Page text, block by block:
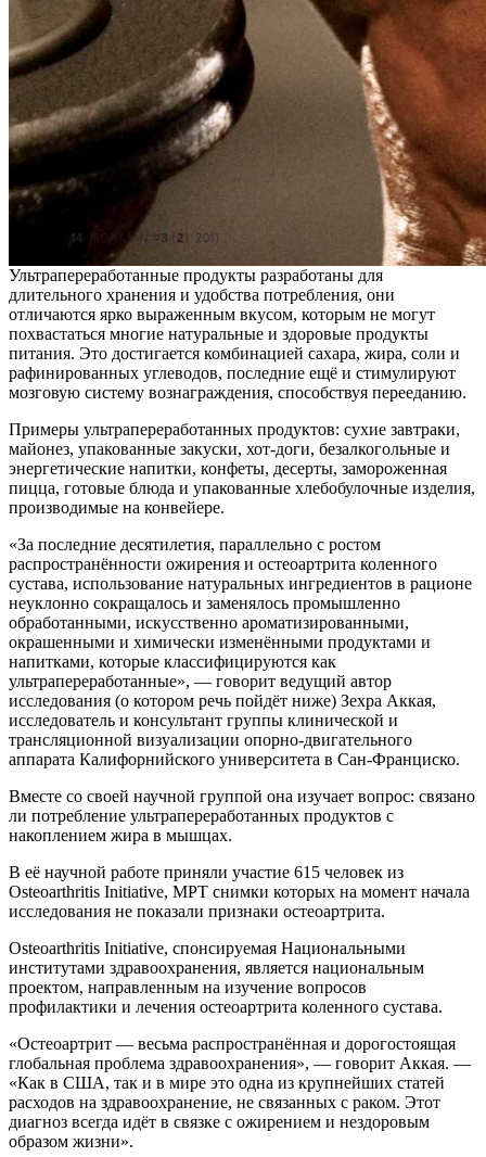
Ультрапереработанные продукты разработаны для
длительного хранения и удобства потребления, они
отличаются ярко выраженным вкусом, которым не могут
похвастаться многие натуральные и здоровые продукты
питания. Это достигается комбинацией сахара, жира, соли и
рафинированных углеводов, последние ещё и стимулируют
мозговую систему вознаграждения, способствуя перееданию.
Примеры ультрапереработанных продуктов: сухие завтраки,
майонез, упакованные закуски, хот-доги, безалкогольные и
энергетические напитки, конфеты, десерты, замороженная
пицца, готовые блюда и упакованные хлебобулочные изделия,
производимые на конвейере.
«За последние десятилетия, параллельно с ростом
распространённости ожирения и остеоартрита коленного
сустава, использование натуральных ингредиентов в рационе
неуклонно сокращалось и заменялось промышленно
обработанными, искусственно ароматизированными,
окрашенными и химически изменёнными продуктами и
напитками, которые классифицируются как
ультрапереработанные», — говорит ведущий автор
исследования (о котором речь пойдёт ниже) Зехра Аккая,
исследователь и консультант группы клинической и
трансляционной визуализации опорно-двигательного
аппарата Калифорнийского университета в Сан-Франциско.
Вместе со своей научной группой она изучает вопрос: связано
ли потребление ультрапереработанных продуктов с
накоплением жира в мышцах.
В её научной работе приняли участие 615 человек из
Osteoarthritis Initiative, МРТ снимки которых на момент начала
исследования не показали признаки остеоартрита.
Osteoarthritis Initiative, спонсируемая Национальными
институтами здравоохранения, является национальным
проектом, направленным на изучение вопросов
профилактики и лечения остеоартрита коленного сустава.
«Остеоартрит — весьма распространённая и дорогостоящая
глобальная проблема здравоохранения», — говорит Аккая. —
«Как в США, так и в мире это одна из крупнейших статей
расходов на здравоохранение, не связанных с раком. Этот
диагноз всегда идёт в связке с ожирением и нездоровым
образом жизни».